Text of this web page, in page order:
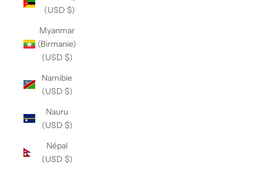
(USD $)
Myanmar
(Birmanie)
(USD $)
Namibie
(USD $)
Nauru
(USD $)
Népal
(USD $)